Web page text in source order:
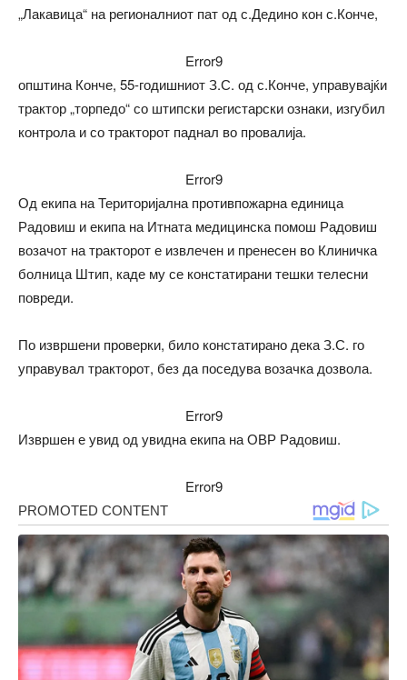
„Лакавица“ на регионалниот пат од с.Дедино кон с.Конче,
Error9
општина Конче, 55-годишниот З.С. од с.Конче, управувајќи
трактор „торпедо“ со штипски регистарски ознаки, изгубил
контрола и со тракторот паднал во провалија.
Error9
Од екипа на Територијална противпожарна единица
Радовиш и екипа на Итната медицинска помош Радовиш
возачот на тракторот е извлечен и пренесен во Клиничка
болница Штип, каде му се констатирани тешки телесни
повреди.
По извршени проверки, било констатирано дека З.С. го
управувал тракторот, без да поседува возачка дозвола.
Error9
Извршен е увид од увидна екипа на ОВР Радовиш.
Error9